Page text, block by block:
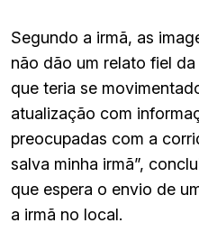
Segundo a irmã, as
não dão um relato fiel
que teria se
atualização com
preocupadas com a
salva minha irmã”,
que espera o envio de
a irmã no local.